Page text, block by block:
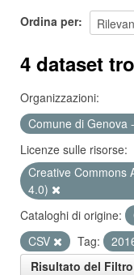
Ordina per
4 dataset
Organizzazioni:
Comune di Genova
Licenze sulle risorse:
Creative Commons
4.0)
Cataloghi di origine:
CSV
Tag:
Risultato del Filtro